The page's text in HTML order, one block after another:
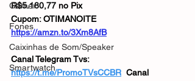
Gamer
Fones
Caixinhas de Som/Speaker
Smartwatch
R$5.180,77 no Pix
Cupom: OTIMANOITE
https://amzn.to/3Xm8AfB
Canal Telegram Tvs:
https://t.me/PromoTVsCCBR Canal